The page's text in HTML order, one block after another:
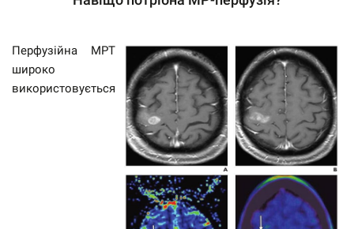
Перфузійна МРТ
широко
використовується